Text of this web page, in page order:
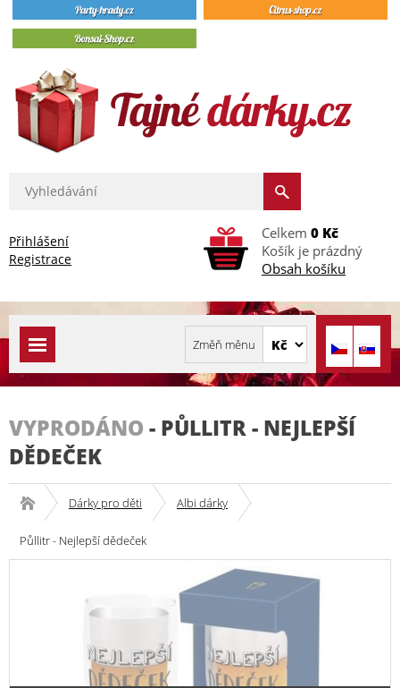
Přihlášení
Registrace
Celkem 0 Kč
Košík je prázdný
Obsah košíku
VYPRODÁNO - PŮLLITR - NEJLEPŠÍ
DĚDEČEK
Dárky pro děti Albi dárky
Půllitr - Nejlepší dědeček